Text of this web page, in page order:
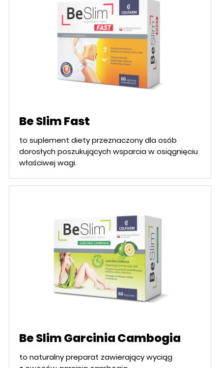
Be Slim Fast
to suplement diety przeznaczony dla osób
dorosłych poszukujących wsparcia w osiągnięciu
właściwej wagi.
Be Slim Garcinia Cambogia
to naturalny preparat zawierający wyciąg